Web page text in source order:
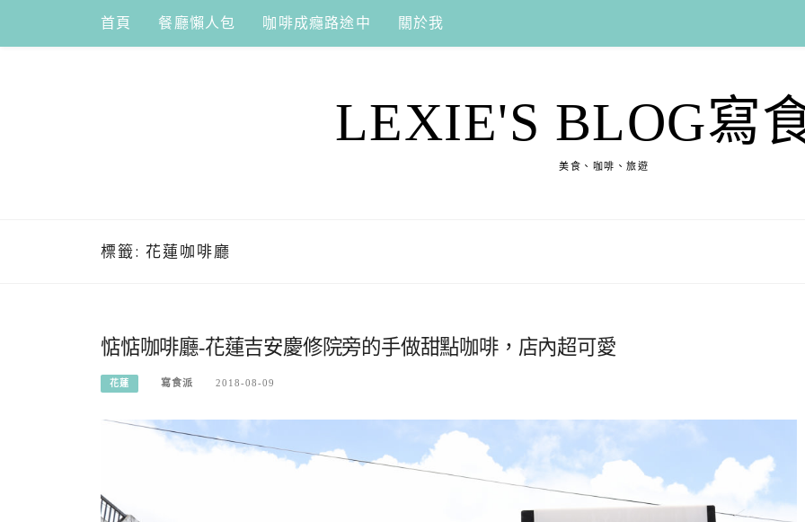
content
首頁 餐廳懶人包 咖啡成癮路途中 關於我
LEXIE'S BLOG寫
美食、咖啡、旅遊
標籤: 花蓮咖啡廳
惦惦咖啡廳-花蓮吉安慶修院旁的手做甜點咖啡，店內超可愛
花蓮 寫食派 2018-08-09